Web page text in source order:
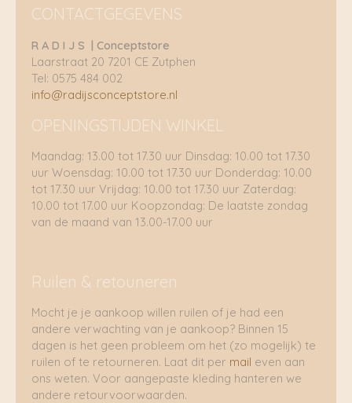
CONTACTGEGEVENS
R A D I J S | Conceptstore
Laarstraat 20 7201 CE Zutphen
Tel: 0575 484 002
info@radijsconceptstore.nl
OPENINGSTIJDEN WINKEL
Maandag: 13.00 tot 17.30 uur Dinsdag: 10.00 tot 17.30
uur Woensdag: 10.00 tot 17.30 uur Donderdag: 10.00
tot 17.30 uur Vrijdag: 10.00 tot 17.30 uur Zaterdag:
10.00 tot 17.00 uur Koopzondag: De laatste zondag
van de maand van 13.00-17.00 uur
Ruilen & retouneren
Mocht je je aankoop willen ruilen of je had een
andere verwachting van je aankoop? Binnen 15
dagen is het geen probleem om het (zo mogelijk) te
ruilen of te retourneren. Laat dit per mail even aan
ons weten. Voor aangepaste kleding hanteren we
andere retourvoorwaarden.